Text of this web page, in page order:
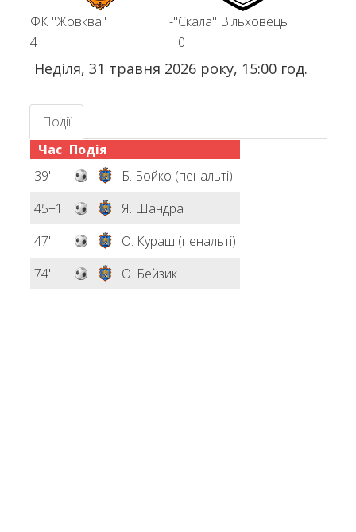
ФК "Жовква" -"Скала" Вільховець
4
0
Неділя, 31 травня 2026 року, 15:00 год.
Події
Час Подія
39'
Б. Бойко (пенальті)
45+1'
Я. Шандра
47'
О. Кураш (пенальті)
74'
О. Бейзик